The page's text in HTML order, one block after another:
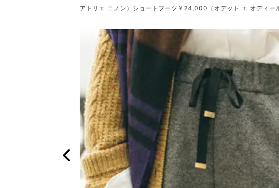
アトリエ ニノン）ショートブーツ￥24,000（オデット エ オディー